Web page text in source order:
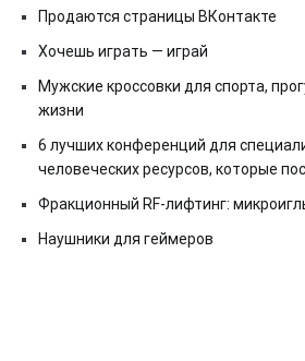
Продаются страницы ВКонтакте
Хочешь играть — играй
Мужские кроссовки для спорта,
жизни
6 лучших конференций для
человеческих ресурсов, которые
Фракционный RF-лифтинг:
Наушники для геймеров